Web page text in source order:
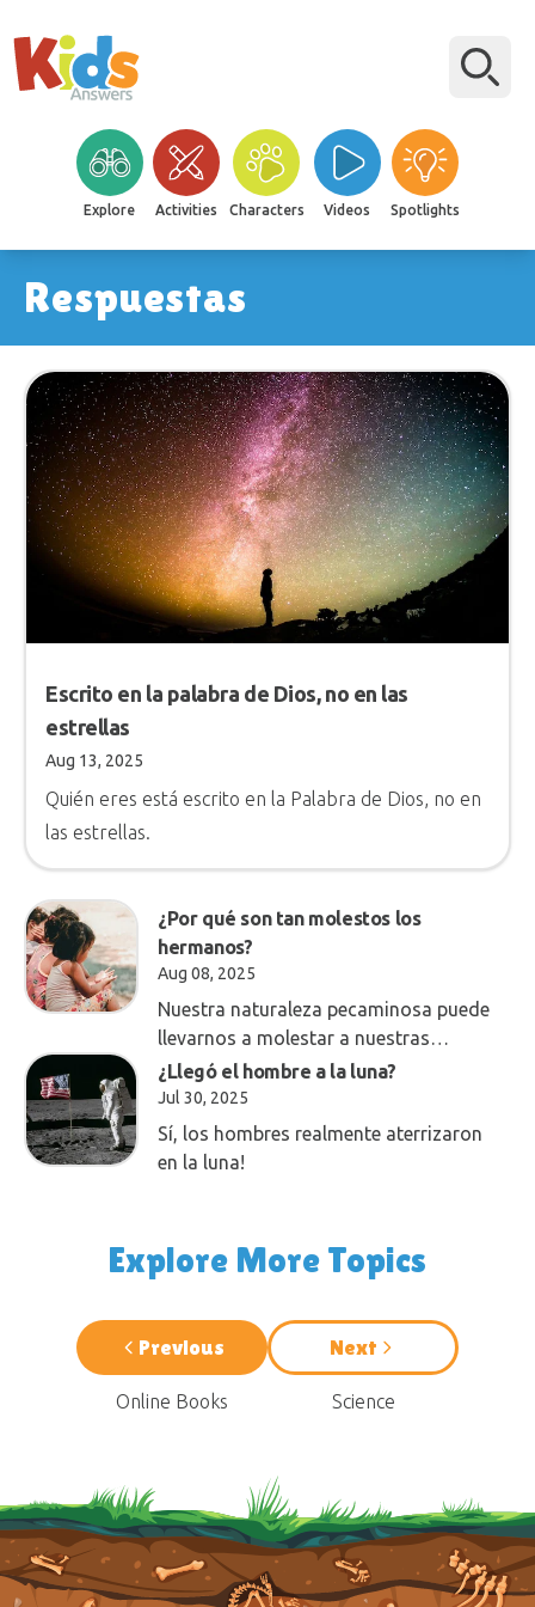
Explore Activities Characters Videos Spotlights
Respuestas
Escrito en la palabra de Dios, no en las
estrellas
Aug 13, 2025
Quién eres está escrito en la Palabra de Dios, no en
las estrellas.
¿Por qué son tan molestos los
hermanos?
Aug 08, 2025
Nuestra naturaleza pecaminosa puede
llevarnos a molestar a nuestras
familias para entretenernos e
irritarnos fácilmente.
¿Llegó el hombre a la luna?
Jul 30, 2025
Sí, los hombres realmente aterrizaron
en la luna!
Explore More Topics
Previous
Online Books
Next
Science